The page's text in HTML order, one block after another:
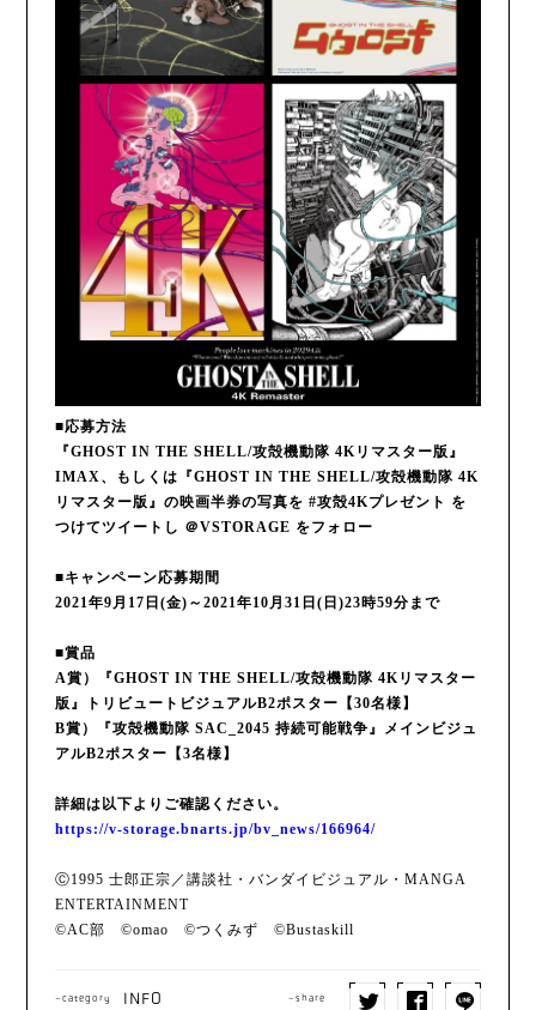
■応募方法
『GHOST IN THE SHELL/攻殻機動隊 4Kリマスター版』
IMAX、もしくは『GHOST IN THE SHELL/攻殻機動隊 4K
リマスター版』の映画半券の写真を #攻殻4Kプレゼント を
つけてツイートし ＠VSTORAGE をフォロー
■キャンペーン応募期間
2021年9月17日(金)～2021年10月31日(日)23時59分まで
■賞品
A賞）『GHOST IN THE SHELL/攻殻機動隊 4Kリマスター
版』トリビュートビジュアルB2ポスター【30名様】
B賞）『攻殻機動隊 SAC_2045 持続可能戦争』メインビジュ
アルB2ポスター【3名様】
詳細は以下よりご確認ください。
https://v-storage.bnarts.jp/bv_news/166964/
Ⓒ1995 士郎正宗／講談社・バンダイビジュアル・MANGA
ENTERTAINMENT
©AC部 ©omao ©つくみず ©Bustaskill
-category INFO -share